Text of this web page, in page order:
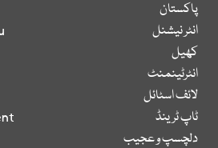
پاکستان
انٹر نیشنل
کھیل
انٹرٹینمنٹ
لائف اسٹائل
ٹاپ ٹرینڈ
دلچسپ و عجیب